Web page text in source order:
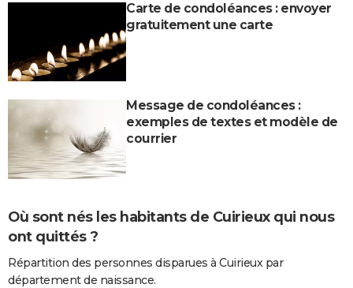
Carte de condoléances : envoyer
gratuitement une carte
Message de condoléances :
exemples de textes et modèle de
courrier
Où sont nés les habitants de Cuirieux qui nous
ont quittés ?
Répartition des personnes disparues à Cuirieux par
département de naissance.